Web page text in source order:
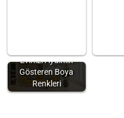
Evinizi Aydınlık
Gösteren Boya
Renkleri